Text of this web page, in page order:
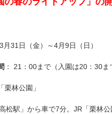
月31日（金）～4月9日（日）
： 21：00まで（入園は20：30ま
栗林公園」
松駅」から車で7分。JR「栗林